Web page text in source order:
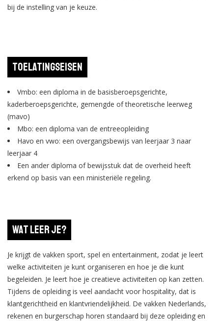
bij de instelling van je keuze.
Toelatingseisen
Vmbo: een diploma in de basisberoepsgerichte,
kaderberoepsgerichte, gemengde of theoretische leerweg
(mavo)
Mbo: een diploma van de entreeopleiding
Havo en vwo: een overgangsbewijs van leerjaar 3 naar
leerjaar 4
Een ander diploma of bewijsstuk dat de overheid heeft
erkend op basis van een ministeriële regeling.
Wat leer je?
Je krijgt de vakken sport, spel en entertainment, zodat je leert
welke activiteiten je kunt organiseren en hoe je die kunt
begeleiden. Je leert hoe je creatieve activiteiten op kan zetten.
Tijdens de opleiding is veel aandacht voor hospitality, dat is
klantgerichtheid en klantvriendelijkheid. De vakken Nederlands,
rekenen en burgerschap horen standaard bij deze opleiding en